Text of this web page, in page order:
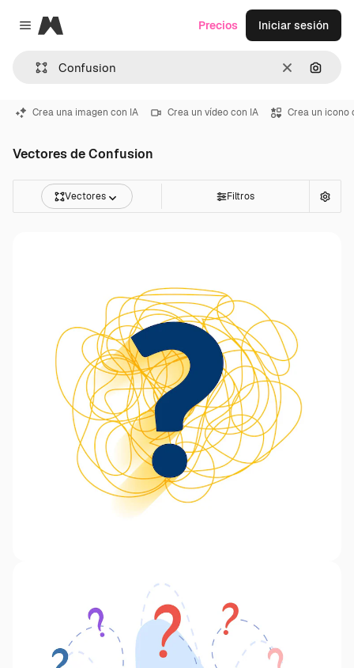
Close menu
Magnific
Borrar
Precios Iniciar sesión
Crea una imagen con IA Crea un vídeo con IA Crea un icono
Vectores de Confusion
Vectores Filtros